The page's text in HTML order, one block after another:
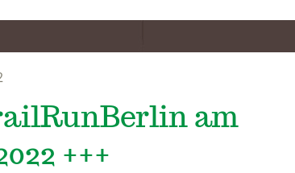
am
+++